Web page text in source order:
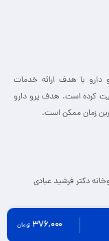
376,000 تومان
و دارو با هدف ارائه خدمات
کرده است. هدف پرو دارو
زمان ممکن است.